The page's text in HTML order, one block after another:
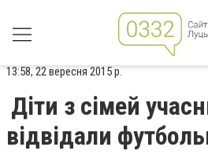
13:58, 22 вересня 2015 р.
Діти з сімей
відвідали